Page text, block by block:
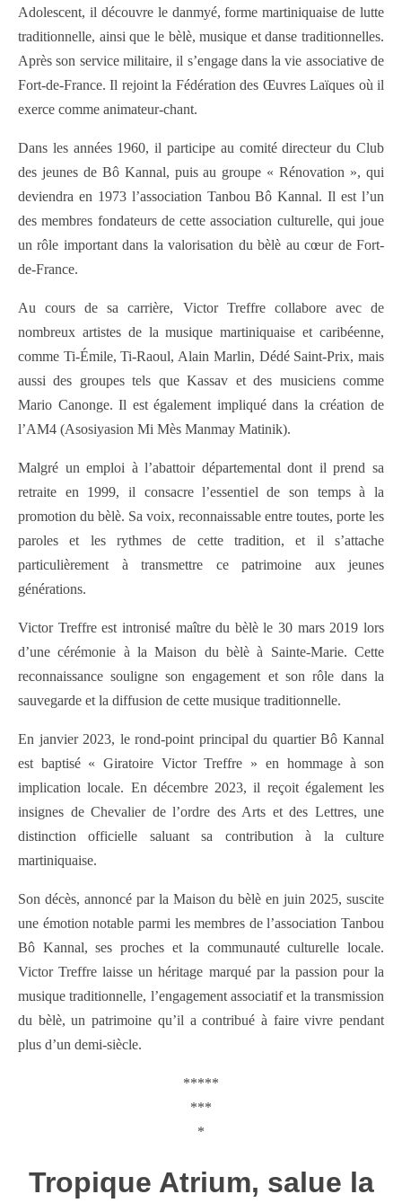
Adolescent, il découvre le danmyé, forme martiniquaise de lutte
traditionnelle, ainsi que le bèlè, musique et danse traditionnelles.
Après son service militaire, il s’engage dans la vie associative de
Fort-de-France. Il rejoint la Fédération des Œuvres Laïques où il
exerce comme animateur-chant.
Dans les années 1960, il participe au comité directeur du Club
des jeunes de Bô Kannal, puis au groupe « Rénovation », qui
deviendra en 1973 l’association Tanbou Bô Kannal. Il est l’un
des membres fondateurs de cette association culturelle, qui joue
un rôle important dans la valorisation du bèlè au cœur de Fort-
de-France.
Au cours de sa carrière, Victor Treffre collabore avec de
nombreux artistes de la musique martiniquaise et caribéenne,
comme Ti-Émile, Ti-Raoul, Alain Marlin, Dédé Saint-Prix, mais
aussi des groupes tels que Kassav et des musiciens comme
Mario Canonge. Il est également impliqué dans la création de
l’AM4 (Asosiyasion Mi Mès Manmay Matinik).
Malgré un emploi à l’abattoir départemental dont il prend sa
retraite en 1999, il consacre l’essentiel de son temps à la
promotion du bèlè. Sa voix, reconnaissable entre toutes, porte les
paroles et les rythmes de cette tradition, et il s’attache
particulièrement à transmettre ce patrimoine aux jeunes
générations.
Victor Treffre est intronisé maître du bèlè le 30 mars 2019 lors
d’une cérémonie à la Maison du bèlè à Sainte-Marie. Cette
reconnaissance souligne son engagement et son rôle dans la
sauvegarde et la diffusion de cette musique traditionnelle.
En janvier 2023, le rond-point principal du quartier Bô Kannal
est baptisé « Giratoire Victor Treffre » en hommage à son
implication locale. En décembre 2023, il reçoit également les
insignes de Chevalier de l’ordre des Arts et des Lettres, une
distinction officielle saluant sa contribution à la culture
martiniquaise.
Son décès, annoncé par la Maison du bèlè en juin 2025, suscite
une émotion notable parmi les membres de l’association Tanbou
Bô Kannal, ses proches et la communauté culturelle locale.
Victor Treffre laisse un héritage marqué par la passion pour la
musique traditionnelle, l’engagement associatif et la transmission
du bèlè, un patrimoine qu’il a contribué à faire vivre pendant
plus d’un demi-siècle.
*****
***
*
Tropique Atrium, salue la